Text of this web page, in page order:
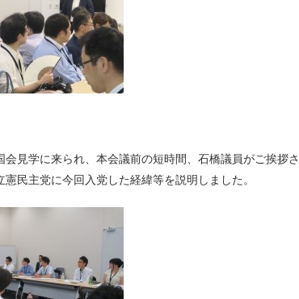
見学に来られ、本会議前の短時間、石橋議員がご挨拶さ
民主党に今回入党した経緯等を説明しました。